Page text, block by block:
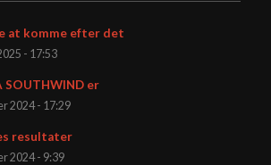
at komme efter det
- 17:53
SOUTHWIND er
2024 - 17:29
resultater
2024 - 9:39